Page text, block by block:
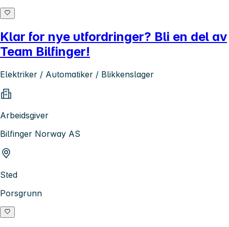
Klar for nye utfordringer? Bli en del av
Team Bilfinger!
Elektriker / Automatiker / Blikkenslager
Arbeidsgiver
Bilfinger Norway AS
Sted
Porsgrunn